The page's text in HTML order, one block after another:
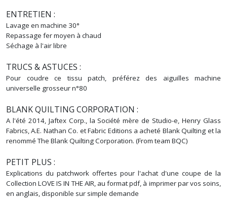
ENTRETIEN :
Lavage en machine 30°
Repassage fer moyen à chaud
Séchage à l'air libre
TRUCS & ASTUCES :
Pour coudre ce tissu patch, préférez des aiguilles machine
universelle grosseur n°80
BLANK QUILTING CORPORATION :
A l'été 2014, Jaftex Corp., la Société mère de Studio-e, Henry Glass
Fabrics, A.E. Nathan Co. et Fabric Editions a acheté Blank Quilting et la
renommé The Blank Quilting Corporation. (From team BQC)
PETIT PLUS :
Explications du patchwork offertes pour l'achat d'une coupe de la
Collection LOVE IS IN THE AIR, au format pdf, à imprimer par vos soins,
en anglais, disponible sur simple demande